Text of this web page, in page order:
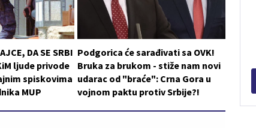
DA SE SRBI
ljude privode
spiskovima
MUP
Podgorica će sarađivati sa OVK!
Bruka za brukom - stiže nam novi
udarac od "braće": Crna Gora u
vojnom paktu protiv Srbije?!